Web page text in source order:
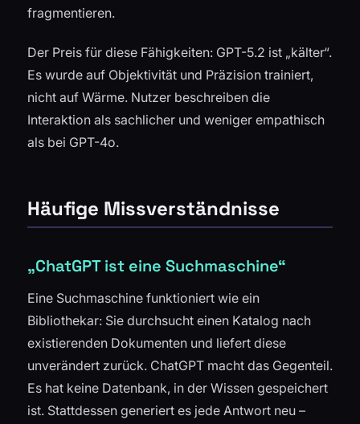
fragmentieren.
Der Preis für diese Fähigkeiten: GPT-5.2 ist „kälter“.
Es wurde auf Objektivität und Präzision trainiert,
nicht auf Wärme. Nutzer beschreiben die
Interaktion als sachlicher und weniger empathisch
als bei GPT-4o.
Häufige Missverständnisse
„ChatGPT ist eine Suchmaschine“
Eine Suchmaschine funktioniert wie ein
Bibliothekar: Sie durchsucht einen Katalog nach
existierenden Dokumenten und liefert diese
unverändert zurück. ChatGPT macht das Gegenteil.
Es hat keine Datenbank, in der Wissen gespeichert
ist. Stattdessen generiert es jede Antwort neu –